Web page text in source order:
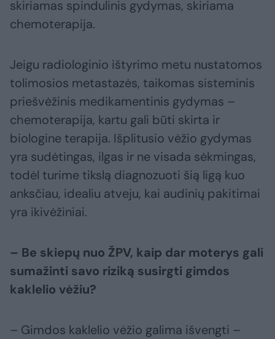
skiriamas spindulinis gydymas, skiriama
chemoterapija.
Jeigu radiologinio ištyrimo metu nustatomos
tolimosios metastazės, taikomas sisteminis
priešvėžinis medikamentinis gydymas –
chemoterapija, kartu gali būti skirta ir
biologine terapija. Išplitusio vėžio gydymas
yra sudėtingas, ilgas ir ne visada sėkmingas,
todėl turime tikslą diagnozuoti šią ligą kuo
anksčiau, idealiu atveju, kai audinių pakitimai
yra ikivėžiniai.
– Be skiepų nuo ŽPV, kaip dar moterys gali
sumažinti savo riziką susirgti gimdos
kaklelio vėžiu?
– Gimdos kaklelio vėžio galima išvengti –